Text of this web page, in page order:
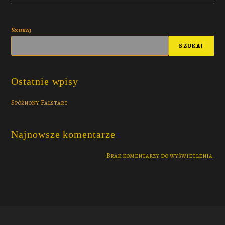
Szukaj
SZUKAJ
Ostatnie wpisy
Spóźnony Falstart
Najnowsze komentarze
Brak komentarzy do wyświetlenia.